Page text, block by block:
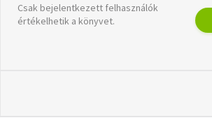
Csak bejelentkezett felhasználók
értékelhetik a könyvet.